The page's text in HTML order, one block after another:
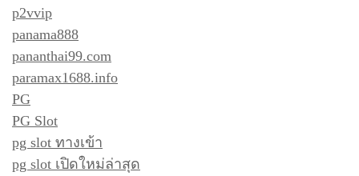
p2vvip
panama888
pananthai99.com
paramax1688.info
PG
PG Slot
pg slot ทางเข้า
pg slot เปิดใหม่ล่าสุด